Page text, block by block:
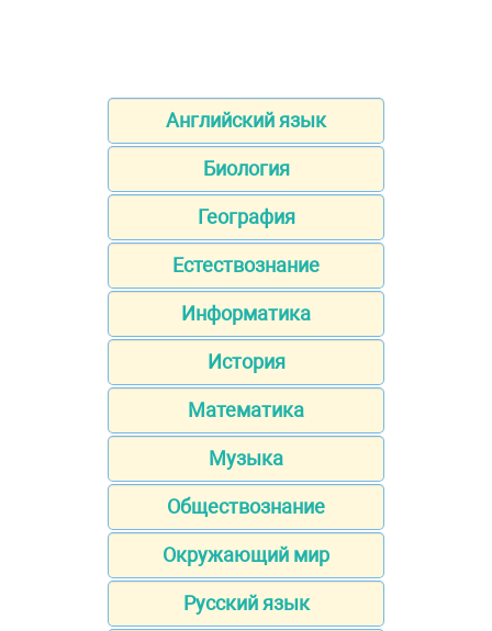
Английский язык
Биология
География
Естествознание
Информатика
История
Математика
Музыка
Обществознание
Окружающий мир
Русский язык